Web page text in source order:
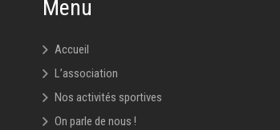
Menu
Accueil
L’association
Nos activités sportives
On parle de nous !